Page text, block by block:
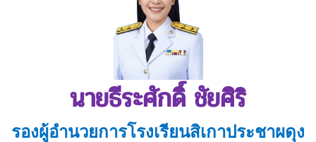
นายธีระศักดิ์ ชัยศิริ
รองผู้อำนวยการโรงเรียนสิเกาประชาผดุง